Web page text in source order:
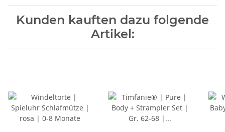
Kunden kauften dazu folgende
Artikel: